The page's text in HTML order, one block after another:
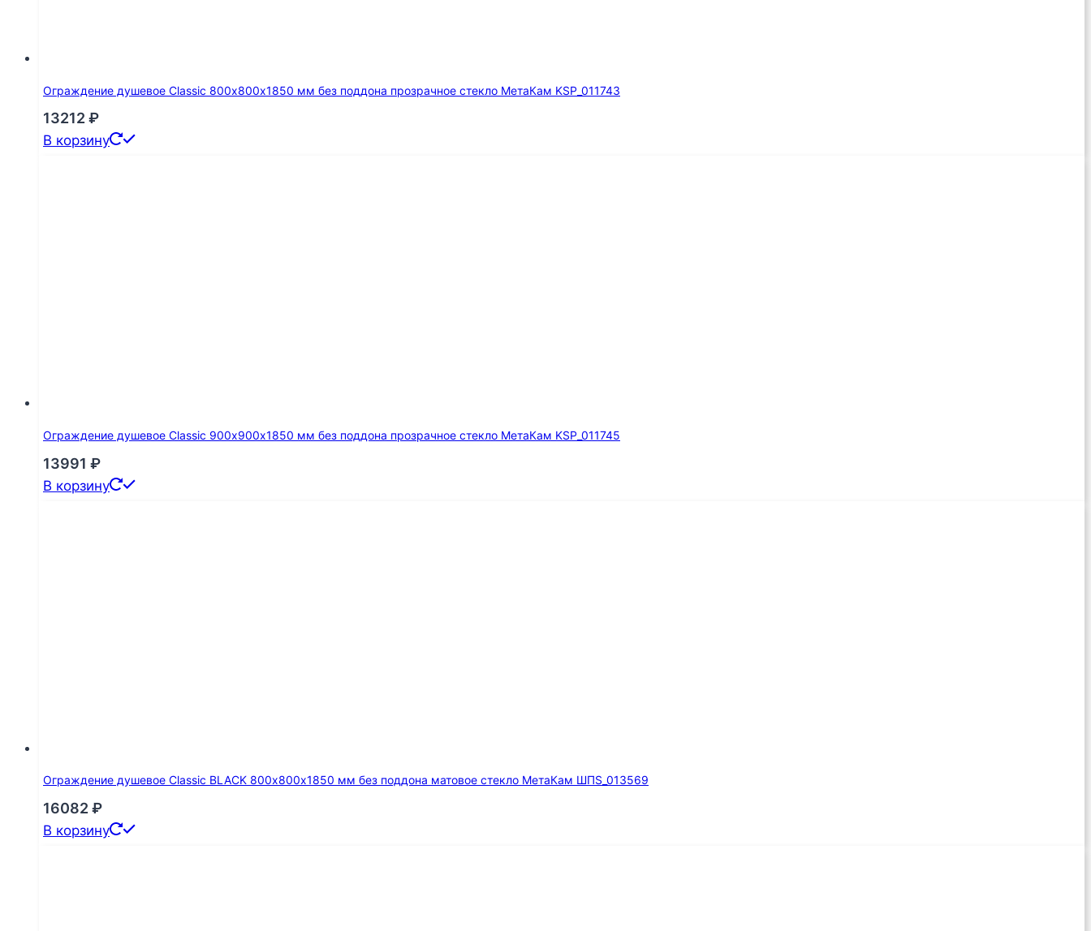
Ограждение душевое Classic 800х800х1850 мм без поддона прозрачное стекло МетаКам KSP_011743
13212₽
В корзину
Ограждение душевое Classic 900х900х1850 мм без поддона прозрачное стекло МетаКам KSP_011745
13991 ₽
В корзину
Ограждение душевое Classic BLACK 800х800х1850 мм без поддона матовое стекло МетаКам ШПS_013569
16082₽
В корзину